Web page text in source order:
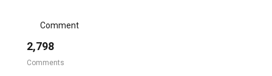
Comment
2,798
Comments